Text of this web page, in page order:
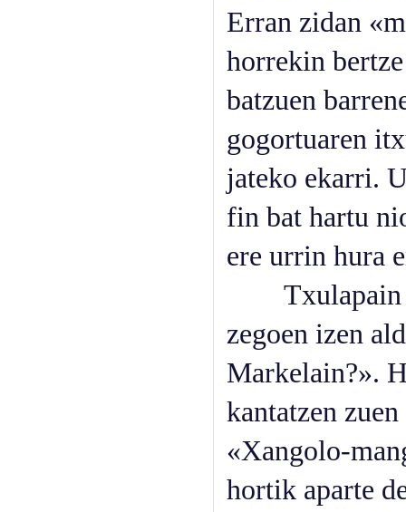
Erran zidan
horrekin
batzuen
gogortuaren
jateko ekarri.
fin bat hartu
ere urrin hura
Txulapain
zegoen izen
Markelain?».
kantatzen
«Xangolo-
hortik aparte